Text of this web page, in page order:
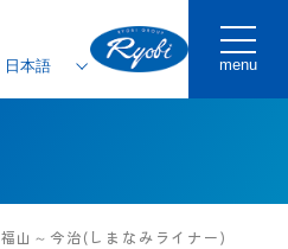
menu
福山～今治(しまなみライナー)